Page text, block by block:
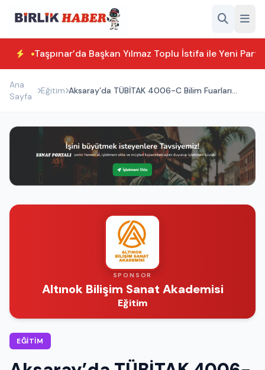
Taşpınar’da Başkan Yılmaz Toplu İstifa ile Yeni
Ana
Sayfa
Eğitim Aksaray’da TÜBİTAK 4006-C Bilim Fuarları
SPONSOR
Altınok Bilişim Sanat Akademisi
Eğitim
EĞITIM